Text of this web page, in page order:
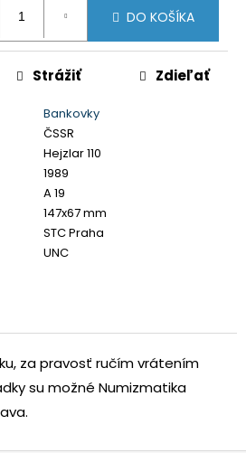
DO KOŠÍKA
Bankovky
ČSSR
Hejzlar 110
1989
A 19
147x67 mm
STC Praha
UNC
Strážiť Zdieľať
za pravosť ručím vrátením
su možné Numizmatika